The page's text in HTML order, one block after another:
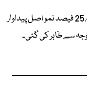
رپورٹ کے مطابق بجلی کے شعبے میں 25.46 فیصد نمو اصل پیداوار
سے ظاہر کی گئی۔